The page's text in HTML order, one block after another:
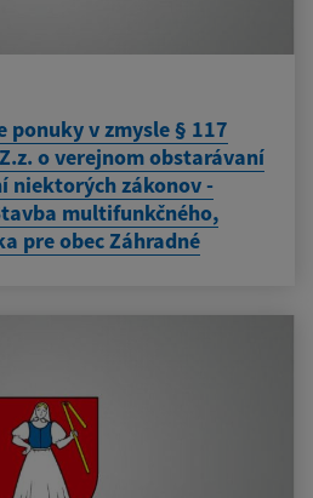
ponuky v zmysle § 117
o verejnom obstarávaní
niektorých zákonov -
multifunkčného,
pre obec Záhradné